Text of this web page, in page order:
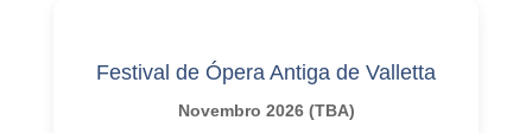
Festival de Ópera Antiga de Valletta
Novembro 2026 (TBA)